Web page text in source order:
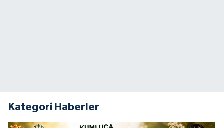
Kategori Haberler